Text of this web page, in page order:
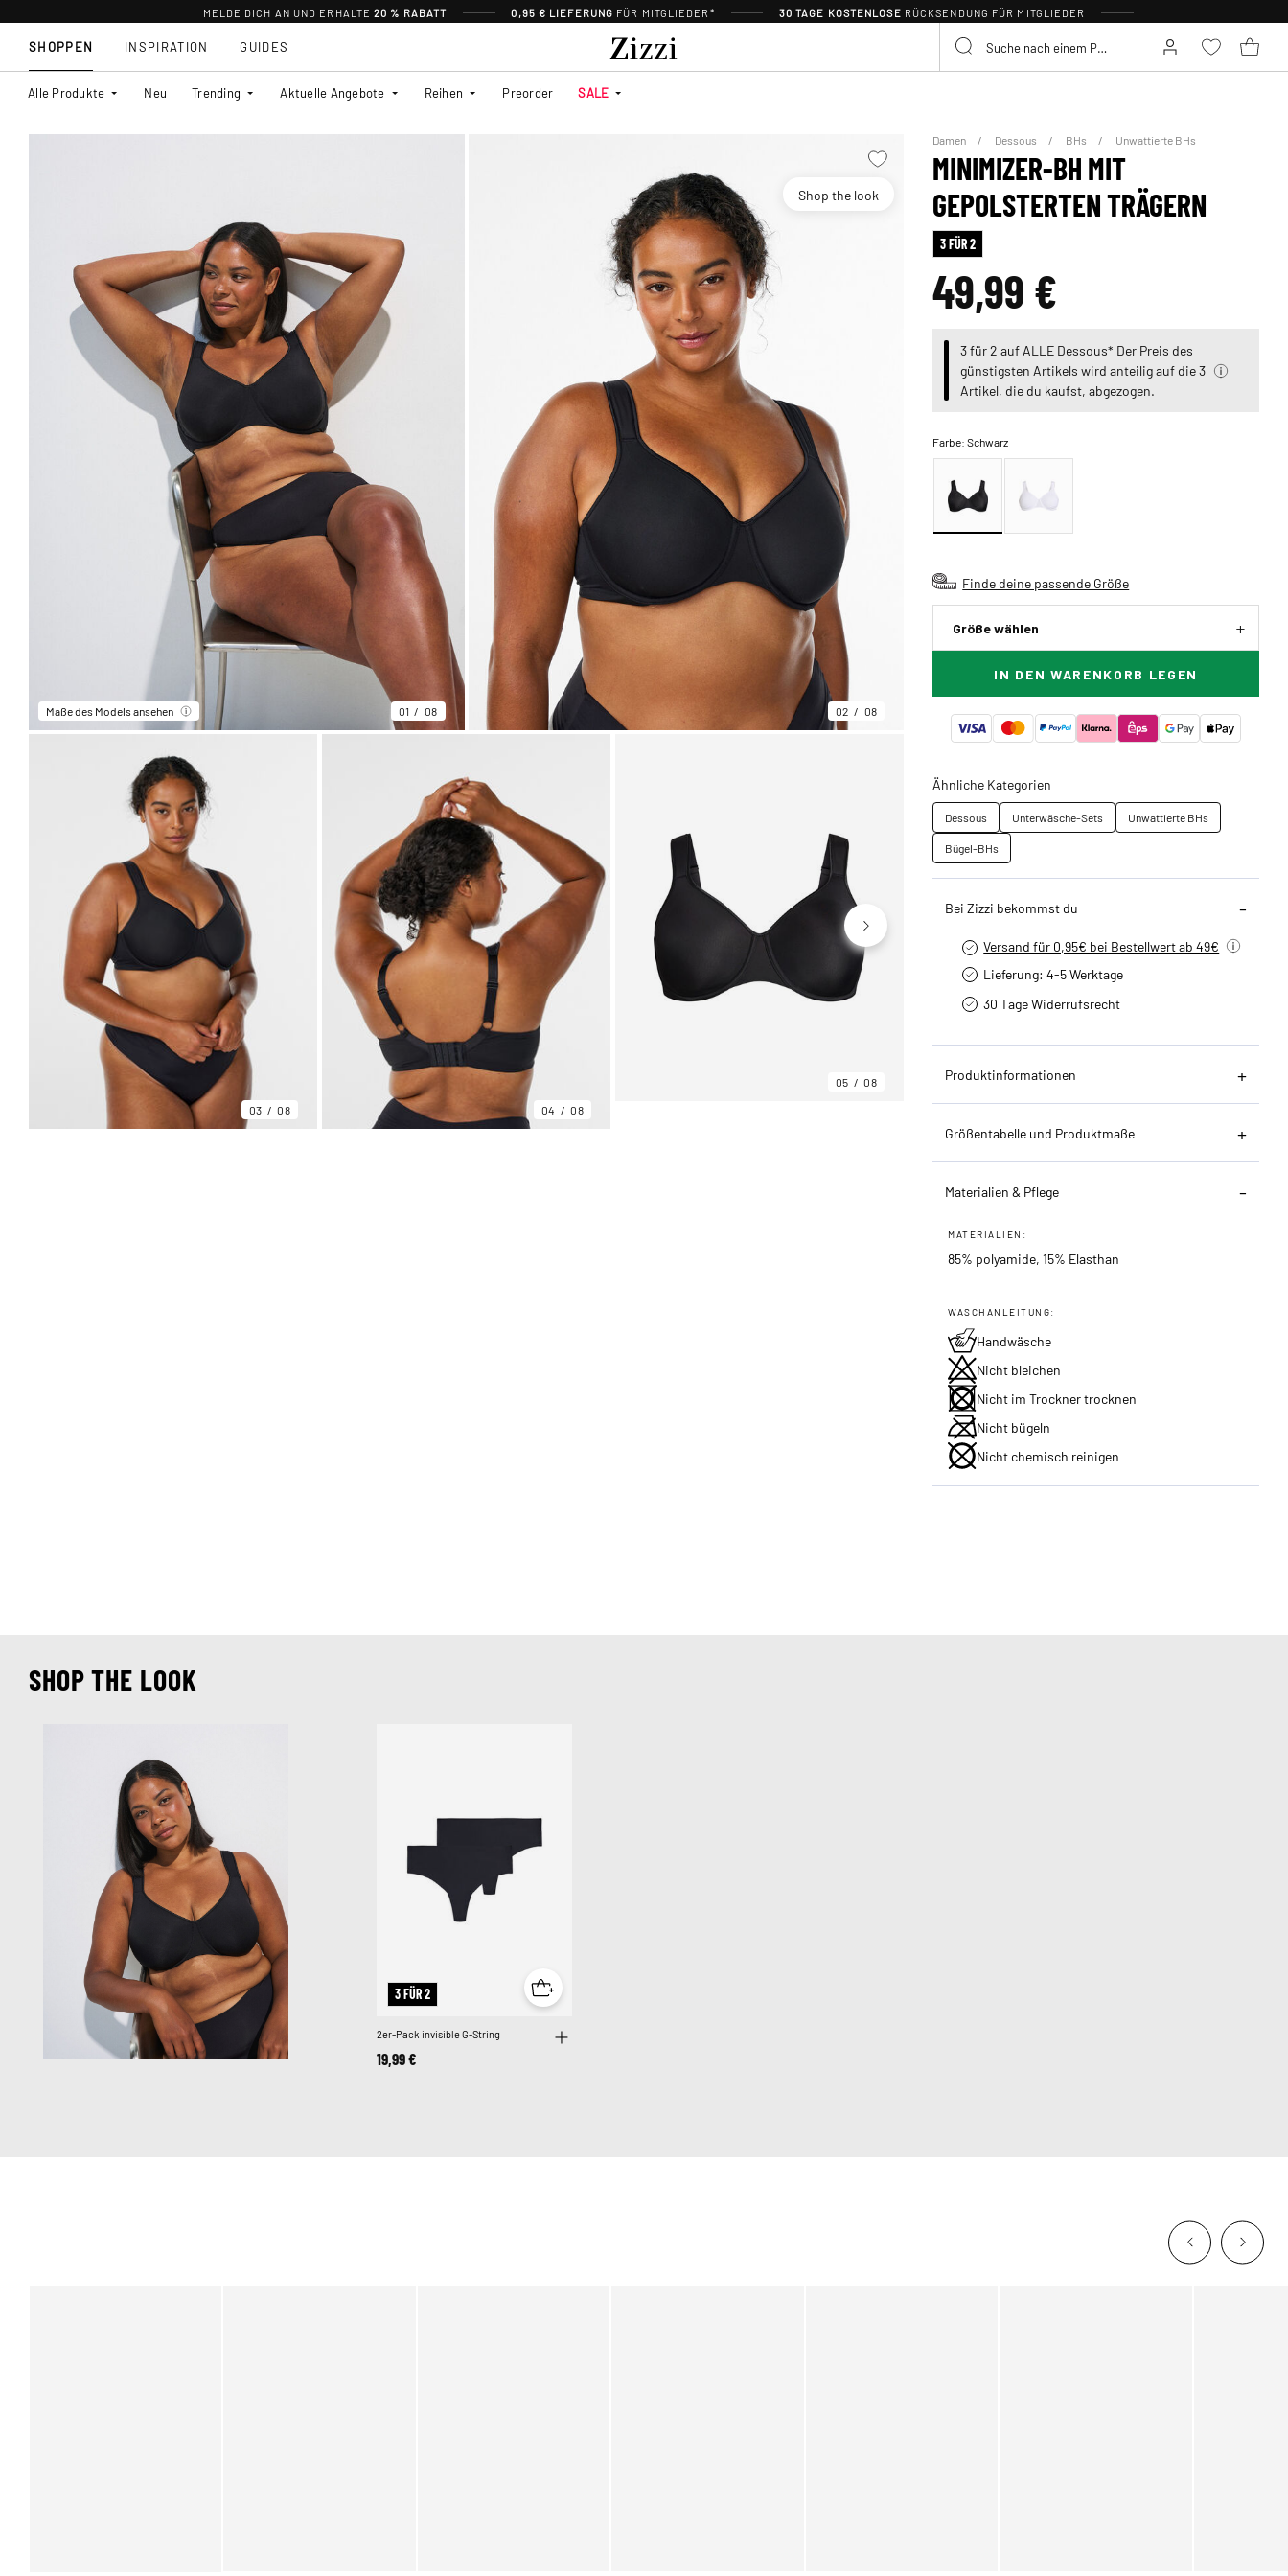
MELDE DICH AN UND ERHALTE20 % RABATT 0,95 € LIEFERUNG FÜR MITGLIEDER* 30 TAGE KOSTENLOSE RÜCKSENDUNG FÜR MITGLIEDER
SHOPPEN
Alle Produkte Neu Trending Aktuelle Angebote Reihen Preorder SALE
INSPIRATION GUIDES
Shop the look
Maße des Models ansehen 01 08 02 08
03 08 04 08
05 08
Damen Dessous BHs Unwattierte BHs
MINIMIZER-BH MIT
GEPOLSTERTEN TRÄGERN
3 FÜR 2
49,99 €
3 für 2 auf ALLE Dessous* Der Preis des
günstigsten Artikels wird anteilig auf die 3
Artikel, die du kaufst, abgezogen.
Farbe:Schwarz
Finde deine passende Größe
Größe wählen
IN DEN WARENKORB LEGEN
Ähnliche Kategorien
Dessous Unterwäsche-Sets
Unwattierte BHs
Bügel-BHs
Bei Zizzi bekommst du
Versand für 0,95€ bei Bestellwert ab 49€
Lieferung: 4-5 Werktage
30 Tage Widerrufsrecht
Produktinformationen
Größentabelle und Produktmaße
Materialien & Pflege
MATERIALIEN:
85% polyamide, 15% Elasthan
WASCHANLEITUNG:
Handwäsche
Nicht bleichen
Nicht im Trockner trocknen
Nicht bügeln
Nicht chemisch reinigen
SHOP THE LOOK
3 FÜR 2
2er-Pack invisible G-String
19,99 €